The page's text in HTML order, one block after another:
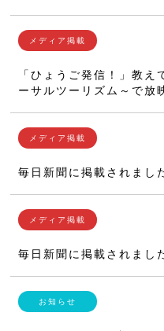
「ひょうご発信！」教
ーサルツーリズム～で放
毎日新聞に掲載されまし
毎日新聞に掲載されまし